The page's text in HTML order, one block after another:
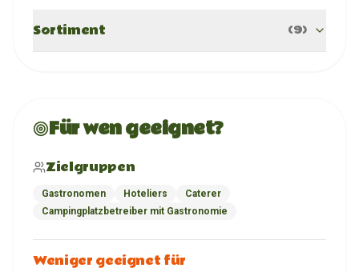
Sortiment (9)
Für wen geeignet?
Zielgruppen
Gastronomen Hoteliers
Caterer
Campingplatzbetreiber mit Gastronomie
Weniger geeignet für